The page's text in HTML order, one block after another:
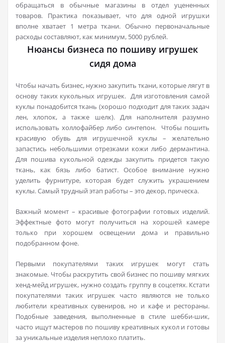
обращаться в обычные магазины в отдел уцененных
товаров. Практика показывает, что для одной игрушки
вполне хватает 1 метра ткани. Обычно первоначальные
расходы составляют, как минимум, 5000 рублей.
Нюансы бизнеса по пошиву игрушек
сидя дома
Чтобы начать бизнес, нужно закупить ткани, которые лягут в
основу таких кукольных игрушек. Для изготовления самой
куклы понадобится ткань (хорошо подходит для таких задач
лен, хлопок, а также шелк). Для наполнителя разумно
использовать холлофайбер либо синтепон. Чтобы пошить
красивую обувь для игрушечной куклы – желательно
запастись небольшими отрезками кожи либо дермантина.
Для пошива кукольной одежды закупить придется такую
ткань, как бязь либо батист. Особое внимание нужно
уделить фурнитуре, которая будет служить украшением
куклы. Самый трудный этап работы – это декор, прическа.
Важный момент – красивые фотографии готовых изделий.
Эффектные фото могут получиться на хорошей камере
только при хорошем освещении дома и правильно
подобранном фоне.
Первыми покупателями таких игрушек могут стать
знакомые. Чтобы раскрутить свой бизнес по пошиву мягких
хенд-мейд игрушек, нужно создать группу в соцсетях. Кстати
покупателями таких игрушек часто являются не только
любители креативных сувениров, но и кафе и рестораны.
Подобные заведения, выполненные в стиле шебби-шик,
часто ищут мастеров по пошиву креативных кукол и готовы
за уникальные изделия неплохо платить.